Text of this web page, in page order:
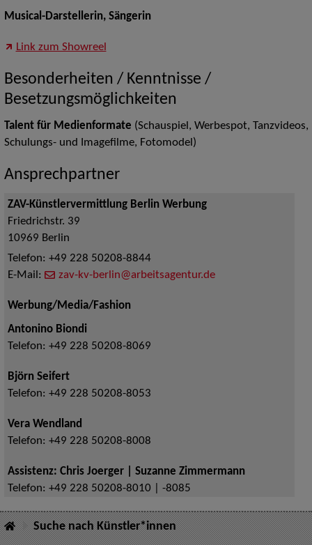
Musical-Darstellerin, Sängerin
Link zum Showreel
Besonderheiten / Kenntnisse /
Besetzungsmöglichkeiten
Talent für Medienformate (Schauspiel, Werbespot, Tanzvideos,
Schulungs- und Imagefilme, Fotomodel)
Ansprechpartner
ZAV-Künstlervermittlung Berlin Werbung
Friedrichstr. 39
10969 Berlin
Telefon: +49 228 50208-8844
E-Mail:
zav-kv-berlin@arbeitsagentur.de
Werbung/Media/Fashion
Antonino Biondi
Telefon: +49 228 50208-8069
Björn Seifert
Telefon: +49 228 50208-8053
Vera Wendland
Telefon: +49 228 50208-8008
Assistenz: Chris Joerger | Suzanne Zimmermann
Telefon: +49 228 50208-8010 | -8085
Suche nach Künstler*innen